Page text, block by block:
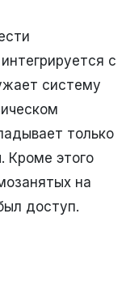
с
систему
только
Кроме этого
на
доступ.